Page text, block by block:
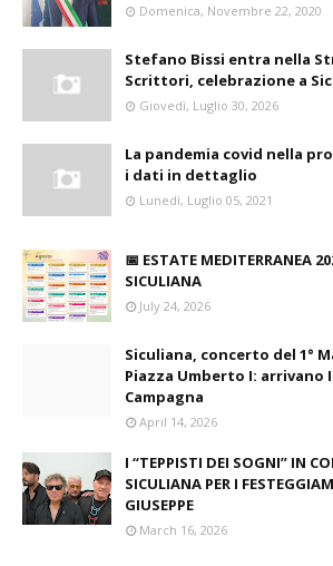
Domenica, Novembre 22, 2020
Stefano Bissi entra nella
Scrittori, celebrazione a
Giovedì, Luglio 30, 2026
La pandemia covid nella
i dati in dettaglio
Lunedì, Luglio 05, 2021
📅 ESTATE MEDITERRANEA
SICULIANA
July 24, 2026
Siculiana, concerto del 1°
Piazza Umberto I: arrivano
Campagna
April 14, 2026
I “TEPPISTI DEI SOGNI” IN
SICULIANA PER I
GIUSEPPE
March 16, 2026